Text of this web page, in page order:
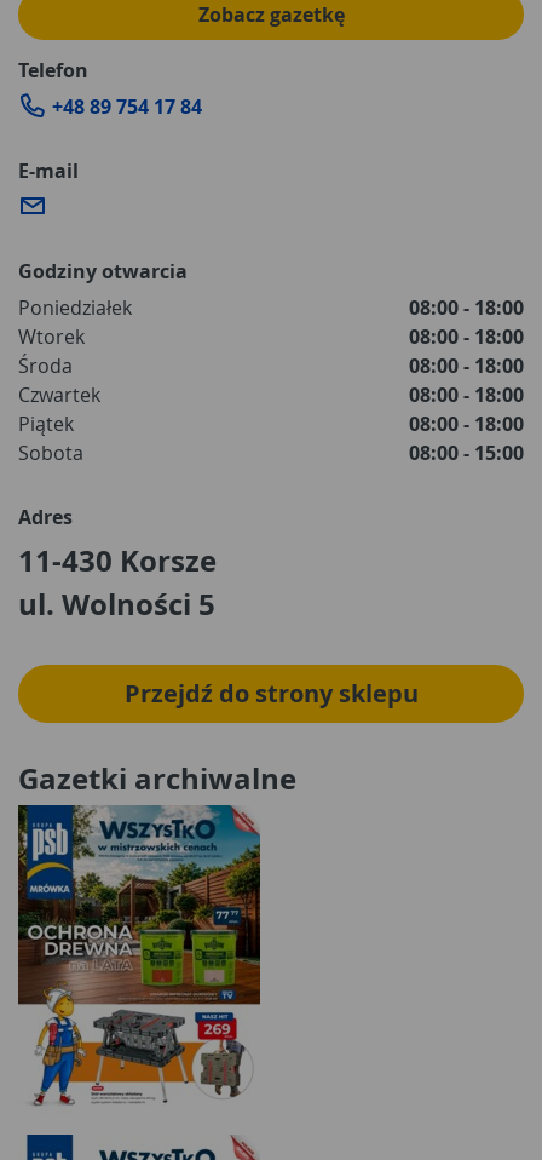
Zobacz gazetkę
Telefon
+48 89 754 17 84
E-mail
Godziny otwarcia
Poniedziałek
08:00 - 18:00
Wtorek
08:00 - 18:00
Środa
08:00 - 18:00
Czwartek
08:00 - 18:00
Piątek
08:00 - 18:00
Sobota
08:00 - 15:00
Adres
11-430 Korsze
ul. Wolności 5
Przejdź do strony sklepu
Gazetki archiwalne